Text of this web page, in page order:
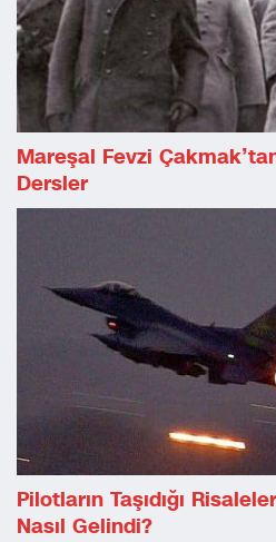
Mareşal Fevzi
Dersler
Pilotların Taşıdığı
Nasıl Gelindi?